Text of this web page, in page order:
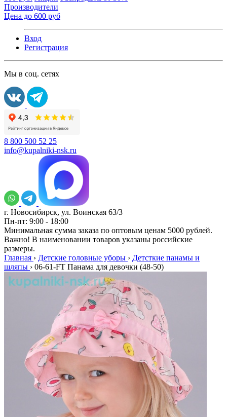
Производители
Цена до 600 руб
Вход
Регистрация
Мы в соц. сетях
8 800 500 52 25
info@kupalniki-nsk.ru
г. Новосибирск, ул. Воинская 63/3
Пн-пт: 9:00 - 18:00
Минимальная сумма заказа по оптовым ценам 5000 рублей.
Важно! В наименовании товаров указаны российские
размеры.
Главная › Детские головные уборы › Детсткие панамы и
шляпы › 06-61-FT Панама для девочки (48-50)